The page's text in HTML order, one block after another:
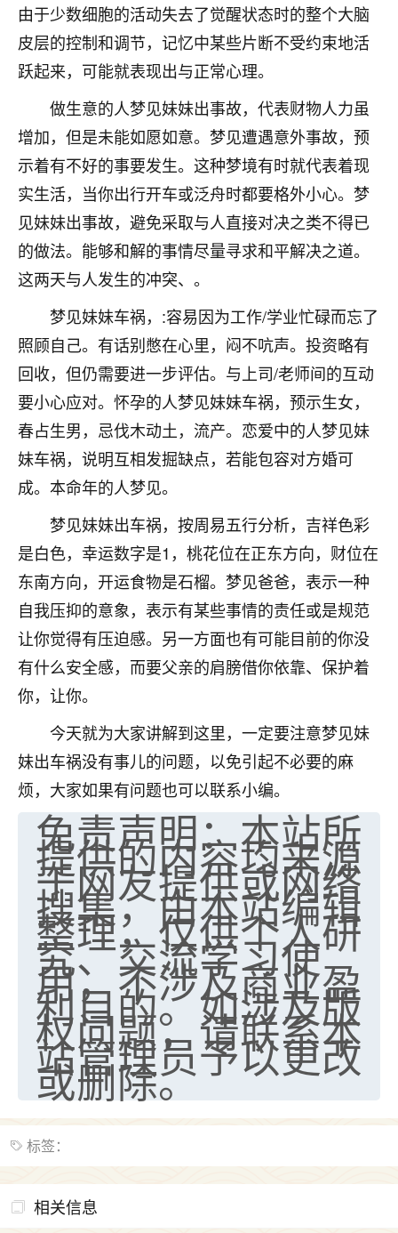
由于少数细胞的活动失去了觉醒状态时的整个大脑
皮层的控制和调节，记忆中某些片断不受约束地活
跃起来，可能就表现出与正常心理。
做生意的人梦见妹妹出事故，代表财物人力虽
增加，但是未能如愿如意。梦见遭遇意外事故，预
示着有不好的事要发生。这种梦境有时就代表着现
实生活，当你出行开车或泛舟时都要格外小心。梦
见妹妹出事故，避免采取与人直接对决之类不得已
的做法。能够和解的事情尽量寻求和平解决之道。
这两天与人发生的冲突、。
梦见妹妹车祸，:容易因为工作/学业忙碌而忘了
照顾自己。有话别憋在心里，闷不吭声。投资略有
回收，但仍需要进一步评估。与上司/老师间的互动
要小心应对。怀孕的人梦见妹妹车祸，预示生女，
春占生男，忌伐木动土，流产。恋爱中的人梦见妹
妹车祸，说明互相发掘缺点，若能包容对方婚可
成。本命年的人梦见。
梦见妹妹出车祸，按周易五行分析，吉祥色彩
是白色，幸运数字是1，桃花位在正东方向，财位在
东南方向，开运食物是石榴。梦见爸爸，表示一种
自我压抑的意象，表示有某些事情的责任或是规范
让你觉得有压迫感。另一方面也有可能目前的你没
有什么安全感，而要父亲的肩膀借你依靠、保护着
你，让你。
今天就为大家讲解到这里，一定要注意梦见妹
妹出车祸没有事儿的问题，以免引起不必要的麻
烦，大家如果有问题也可以联系小编。
免责声明：本站所
提供的内容均来源
于网友提供或网络
搜集，由本站编辑
整理，仅供个人研
究、交流学习使
用，不涉及商业盈
利目的。如涉及版
权问题，请联系本
站管理员予以更改
或删除。
标签：
相关信息
鹿森：是的，其实跟老师聊过之后，最大的感
触，首先就是心态会变好，万般皆是命，半点
不由人！
1天前 来自四川
金白水清
我也想找老师看看，有没有人给个联系方式的啊？
鹿森：慧来老师微信：gjsy0624
1天前 来自江西 12
青春168
我也想要，我也想要！
2天前 来自山西 15
Jessica李
老师做不做超度法事？我想给我奶奶做超度，她今年
刚去世了。
七零老顽童：我母亲前年离世，刚开始我经常
做梦梦见她，后来也是朋友介绍，找到慧来老
师，安排了超度法事，做梦再也没有梦到过
了，一开始是半信半疑的，图个心安，给亡母
超度，现在看来，人不信也不行。
2天前 来自云南 11
优秀的张同学
老师收徒吗？？我对这些很感兴趣
2天前 来自山西 15